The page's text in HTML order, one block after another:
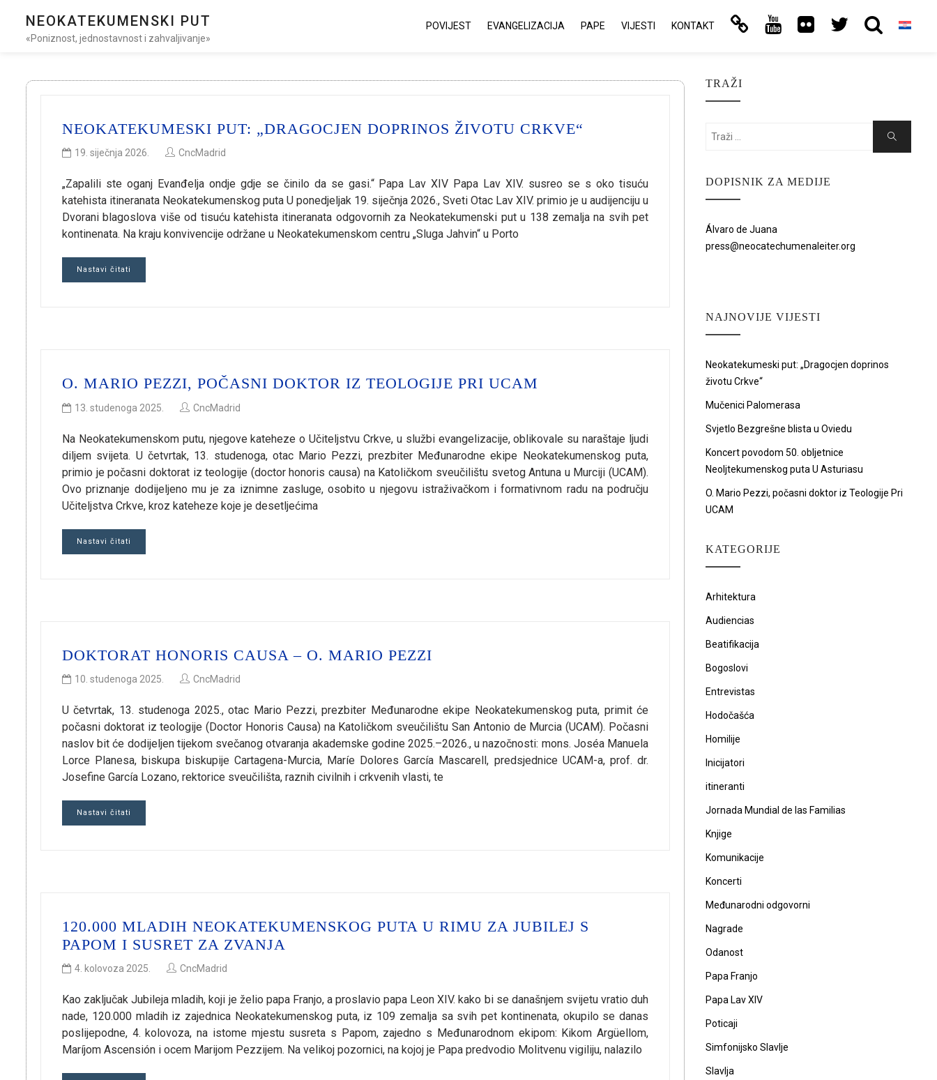
NEOKATEKUMENSKI PUT
«Poniznost, jednostavnost i zahvaljivanje»
POVIJEST EVANGELIZACIJA PAPE VIJESTI KONTAKT
NEOKATEKUMESKI PUT: „DRAGOCJEN DOPRINOS ŽIVOTU CRKVE“
19. siječnja 2026. CncMadrid
„Zapalili ste oganj Evanđelja ondje gdje se činilo da se gasi.“ Papa Lav XIV Papa Lav XIV. susreo se s oko tisuću
katehista itineranata Neokatekumenskog puta U ponedjeljak 19. siječnja 2026., Sveti Otac Lav XIV. primio je u audijenciju u
Dvorani blagoslova više od tisuću katehista itineranata odgovornih za Neokatekumenski put u 138 zemalja na svih pet
kontinenata. Na kraju konvivencije održane u Neokatekumenskom centru „Sluga Jahvin“ u Porto
Nastavi čitati
O. MARIO PEZZI, POČASNI DOKTOR IZ TEOLOGIJE PRI UCAM
13. studenoga 2025. CncMadrid
Na Neokatekumenskom putu, njegove kateheze o Učiteljstvu Crkve, u službi evangelizacije, oblikovale su naraštaje ljudi
diljem svijeta. U četvrtak, 13. studenoga, otac Mario Pezzi, prezbiter Međunarodne ekipe Neokatekumenskog puta,
primio je počasni doktorat iz teologije (doctor honoris causa) na Katoličkom sveučilištu svetog Antuna u Murciji (UCAM).
Ovo priznanje dodijeljeno mu je za iznimne zasluge, osobito u njegovu istraživačkom i formativnom radu na području
Učiteljstva Crkve, kroz kateheze koje je desetljećima
Nastavi čitati
DOKTORAT HONORIS CAUSA – O. MARIO PEZZI
10. studenoga 2025. CncMadrid
U četvrtak, 13. studenoga 2025., otac Mario Pezzi, prezbiter Međunarodne ekipe Neokatekumenskog puta, primit će
počasni doktorat iz teologije (Doctor Honoris Causa) na Katoličkom sveučilištu San Antonio de Murcia (UCAM). Počasni
naslov bit će dodijeljen tijekom svečanog otvaranja akademske godine 2025.–2026., u nazočnosti: mons. Joséa Manuela
Lorce Planesa, biskupa biskupije Cartagena-Murcia, Maríe Dolores García Mascarell, predsjednice UCAM-a, prof. dr.
Josefine García Lozano, rektorice sveučilišta, raznih civilnih i crkvenih vlasti, te
Nastavi čitati
120.000 MLADIH NEOKATEKUMENSKOG PUTA U RIMU ZA JUBILEJ S
PAPOM I SUSRET ZA ZVANJA
4. kolovoza 2025. CncMadrid
Kao zaključak Jubileja mladih, koji je želio papa Franjo, a proslavio papa Leon XIV. kako bi se današnjem svijetu vratio duh
nade, 120.000 mladih iz zajednica Neokatekumenskog puta, iz 109 zemalja sa svih pet kontinenata, okupilo se danas
poslijepodne, 4. kolovoza, na istome mjestu susreta s Papom, zajedno s Međunarodnom ekipom: Kikom Argüellom,
Maríjom Ascensión i ocem Marijom Pezzijem. Na velikoj pozornici, na kojoj je Papa predvodio Molitvenu vigiliju, nalazilo
TRAŽI
Search
Search
DOPISNIK ZA MEDIJE
Álvaro de Juana
press@neocatechumenaleiter.org
NAJNOVIJE VIJESTI
Neokatekumeski put: „Dragocjen doprinos
životu Crkve“
Mučenici Palomerasa
Svjetlo Bezgrešne blista u Oviedu
Koncert povodom 50. obljetnice
Neoljtekumenskog puta U Asturiasu
O. Mario Pezzi, počasni doktor iz Teologije Pri
UCAM
KATEGORIJE
Arhitektura
Audiencias
Beatifikacija
Bogoslovi
Entrevistas
Hodočašća
Homilije
Inicijatori
itineranti
Jornada Mundial de las Familias
Knjige
Komunikacije
Koncerti
Međunarodni odgovorni
Nagrade
Odanost
Papa Franjo
Papa Lav XIV
Poticaji
Simfonijsko Slavlje
Slavlja